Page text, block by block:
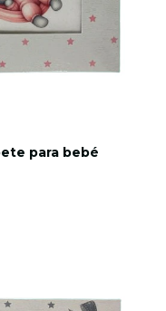
para bebé